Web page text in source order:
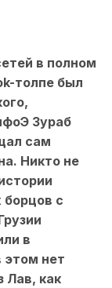
в полном
толпе был
Зураб
сам
Никто не
борцов с
в
этом нет
Лав, как